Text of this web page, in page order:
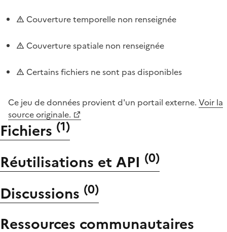
Couverture temporelle non renseignée
Couverture spatiale non renseignée
Certains fichiers ne sont pas disponibles
Ce jeu de données provient d'un portail externe. Voir la
source originale.
Fichiers (1)
Réutilisations et API (0)
Discussions (0)
Ressources communautaires